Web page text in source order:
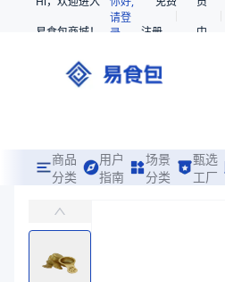
易食包商城！
请登
录
注册
中
商品
分类
用户
指南
场景
分类
甄选
工厂
易食包（EPAK）专注于Q1313勺包装
商品参数